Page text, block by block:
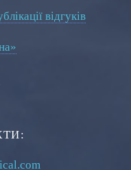
відгуків